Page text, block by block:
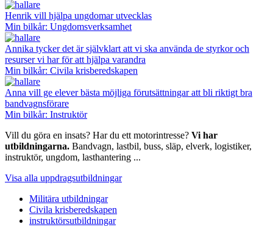
Henrik vill hjälpa ungdomar utvecklas
Min bilkår: Ungdomsverksamhet
Annika tycker det är självklart att vi ska använda de styrkor och
resurser vi har för att hjälpa varandra
Min bilkår: Civila krisberedskapen
Anna vill ge elever bästa möjliga förutsättningar att bli riktigt bra
bandvagnsförare
Min bilkår: Instruktör
Vill du göra en insats? Har du ett motorintresse? Vi har
utbildningarna. Bandvagn, lastbil, buss, släp, elverk, logistiker,
instruktör, ungdom, lasthantering ...
Visa alla uppdragsutbildningar
Militära utbildningar
Civila krisberedskapen
instruktörsutbildningar